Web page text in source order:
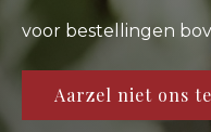
In onze webshop
Onze wijnen